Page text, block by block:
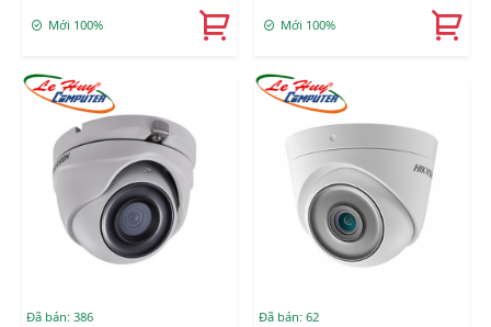
Mới 100% Mới 100%
Đã bán: 386 Đã bán: 62